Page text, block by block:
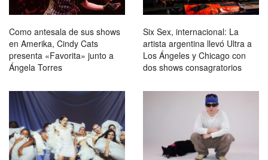
Como antesala de sus shows
en Amerika, Cindy Cats
presenta «Favorita» junto a
Ángela Torres
Six Sex, internacional: La
artista argentina llevó Ultra a
Los Ángeles y Chicago con
dos shows consagratorios